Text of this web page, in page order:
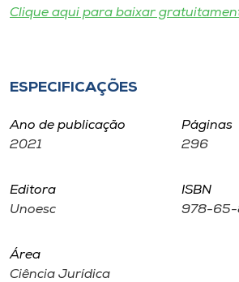
Museu
Selecione
A-
Clique aqui para baixar
ESPECIFICAÇÕES
Ano de publicação
2021
Páginas
296
Editora
Unoesc
ISBN
978-
Área
Ciência Jurídica